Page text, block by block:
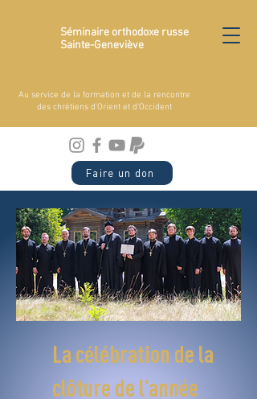
Séminaire orthodoxe russe
Sainte-Geneviève
Au service de la formation et de la rencontre
des chrétiens d'Orient et d'Occident
Faire un don
La célébration de la
clôture de l’année